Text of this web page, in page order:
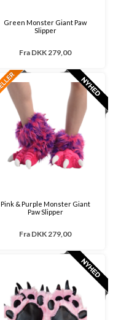
Green Monster Giant Paw
Slipper
Fra DKK 279,00
Pink & Purple Monster Giant
Paw Slipper
Fra DKK 279,00